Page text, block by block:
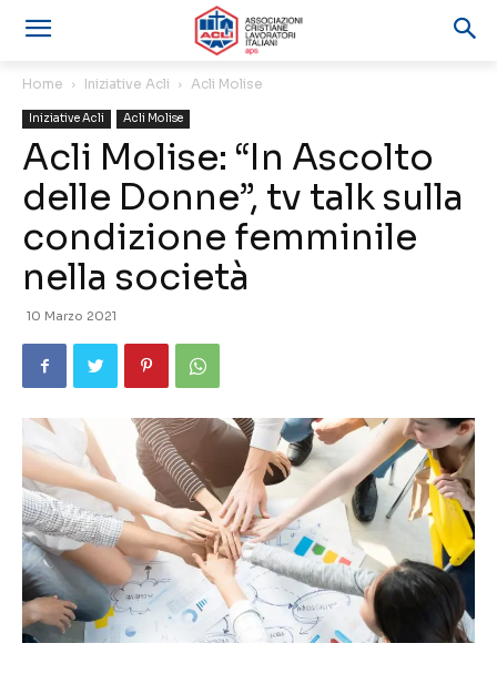
Home Iniziative Acli Acli Molise
Iniziative Acli Acli Molise
Acli Molise: “In Ascolto
delle Donne”, tv talk sulla
condizione femminile
nella società
10 Marzo 2021